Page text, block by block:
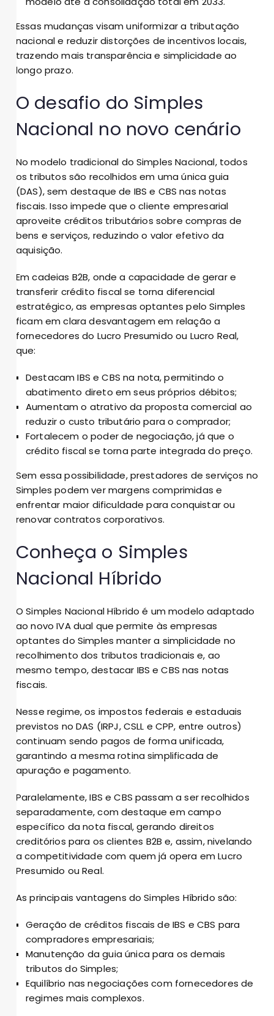
Essas mudanças visam uniformizar a tributação
nacional e reduzir distorções de incentivos locais,
trazendo mais transparência e simplicidade ao
longo prazo.
O desafio do Simples
Nacional no novo cenário
No modelo tradicional do Simples Nacional, todos
os tributos são recolhidos em uma única guia
(DAS), sem destaque de IBS e CBS nas notas
fiscais. Isso impede que o cliente empresarial
aproveite créditos tributários sobre compras de
bens e serviços, reduzindo o valor efetivo da
aquisição.
Em cadeias B2B, onde a capacidade de gerar e
transferir crédito fiscal se torna diferencial
estratégico, as empresas optantes pelo Simples
ficam em clara desvantagem em relação a
fornecedores do Lucro Presumido ou Lucro Real,
que:
Destacam IBS e CBS na nota, permitindo o
abatimento direto em seus próprios débitos;
Aumentam o atrativo da proposta comercial ao
reduzir o custo tributário para o comprador;
Fortalecem o poder de negociação, já que o
crédito fiscal se torna parte integrada do preço.
Sem essa possibilidade, prestadores de serviços no
Simples podem ver margens comprimidas e
enfrentar maior dificuldade para conquistar ou
renovar contratos corporativos.
Conheça o Simples
Nacional Híbrido
O Simples Nacional Híbrido é um modelo adaptado
ao novo IVA dual que permite às empresas
optantes do Simples manter a simplicidade no
recolhimento dos tributos tradicionais e, ao
mesmo tempo, destacar IBS e CBS nas notas
fiscais.
Nesse regime, os impostos federais e estaduais
previstos no DAS (IRPJ, CSLL e CPP, entre outros)
continuam sendo pagos de forma unificada,
garantindo a mesma rotina simplificada de
apuração e pagamento.
Paralelamente, IBS e CBS passam a ser recolhidos
separadamente, com destaque em campo
específico da nota fiscal, gerando direitos
creditórios para os clientes B2B e, assim, nivelando
a competitividade com quem já opera em Lucro
Presumido ou Real.
As principais vantagens do Simples Híbrido são:
Geração de créditos fiscais de IBS e CBS para
compradores empresariais;
Manutenção da guia única para os demais
tributos do Simples;
Equilíbrio nas negociações com fornecedores de
regimes mais complexos.